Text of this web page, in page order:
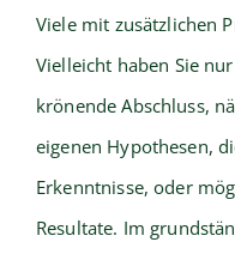
Viele mit zusätzlichen
Vielleicht haben Sie
krönende Abschluss,
eigenen Hypothesen,
Erkenntnisse, oder
Resultate. Im